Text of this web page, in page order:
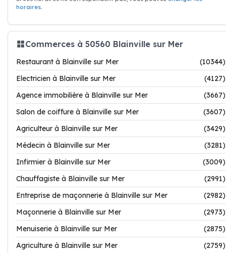
horaires.
Commerces à 50560 Blainville sur Mer
Restaurant à Blainville sur Mer
(10344)
Electricien à Blainville sur Mer
(4127)
Agence immobilière à Blainville sur Mer
(3667)
Salon de coiffure à Blainville sur Mer
(3607)
Agriculteur à Blainville sur Mer
(3429)
Médecin à Blainville sur Mer
(3281)
Infirmier à Blainville sur Mer
(3009)
Chauffagiste à Blainville sur Mer
(2991)
Entreprise de maçonnerie à Blainville sur Mer
(2982)
Maçonnerie à Blainville sur Mer
(2973)
Menuiserie à Blainville sur Mer
(2875)
Agriculture à Blainville sur Mer
(2759)